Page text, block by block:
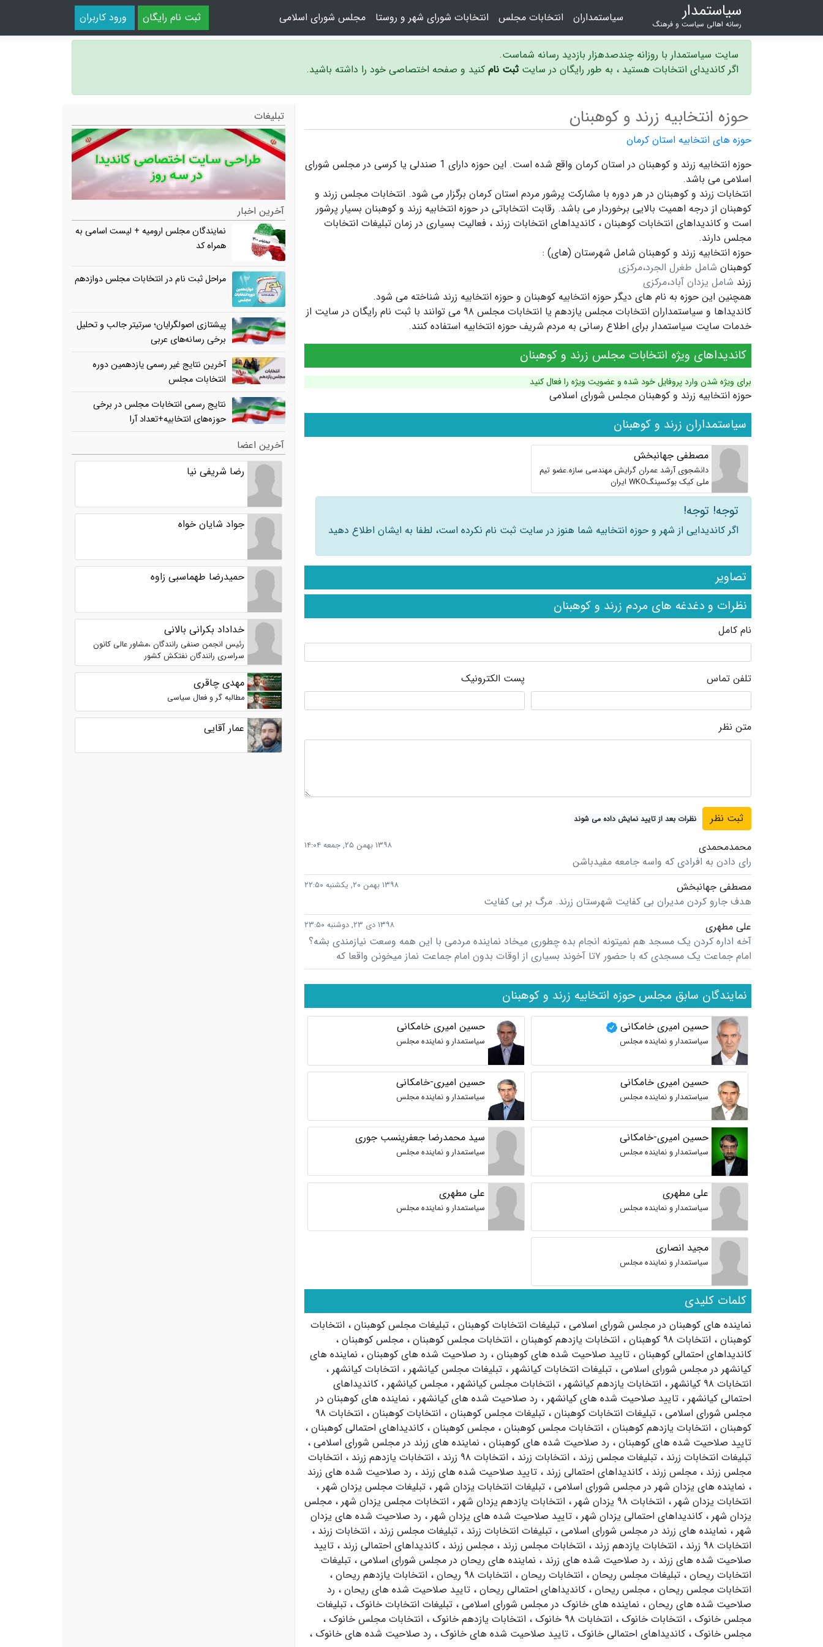
سیاستمدار
رسانه اهالی سیاست و فرهنگ ثبت نام رایگان ورود کاربران سیاستمداران انتخابات مجلس انتخابات شورای شهر و روستا مجلس شورای اسلامی
سایت سیاستمدار با روزانه چندصدهزار بازدید رسانه شماست.
اگر کاندیدای انتخابات هستید ، به طور رایگان در سایت ثبت نام کنید و صفحه اختصاصی خود را داشته باشید.
حوزه انتخابیه زرند و کوهبنان
حوزه های انتخابیه استان کرمان
حوزه انتخابیه زرند و کوهبنان در استان کرمان واقع شده است. این حوزه دارای 1 صندلی یا کرسی در مجلس شورای
اسلامی می باشد.
انتخابات زرند و کوهبنان در هر دوره با مشارکت پرشور مردم استان کرمان برگزار می شود. انتخابات مجلس زرند و
کوهبنان از درجه اهمیت بالایی برخوردار می باشد. رقابت انتخاباتی در حوزه انتخابیه زرند و کوهبنان بسیار پرشور
است و کاندیداهای انتخابات کوهبنان ، کاندیداهای انتخابات زرند ، فعالیت بسیاری در زمان تبلیغات انتخابات
مجلس دارند.
حوزه انتخابیه زرند و کوهبنان شامل شهرستان (های) :
کوهبنان شامل طغرل الجرد،مرکزی
زرند شامل یزدان آباد،مرکزی
همچنین این حوزه به نام های دیگر حوزه انتخابیه کوهبنان و حوزه انتخابیه زرند شناخته می شود.
کاندیداها و سیاستمداران انتخابات مجلس یازدهم یا انتخابات مجلس ۹۸ می توانند با ثبت نام رایگان در سایت از
خدمات سایت سیاستمدار برای اطلاع رسانی به مردم شریف حوزه انتخابیه استفاده کنند.
کاندیداهای ویژه انتخابات مجلس زرند و کوهبنان
برای ویژه شدن وارد پروفایل خود شده و عضویت ویژه را فعال کنید
حوزه انتخابیه زرند و کوهبنان مجلس شورای اسلامی
سیاستمداران زرند و کوهبنان
مصطفی جهانبخش
دانشجوی آرشد عمران گرایش مهندسی سازه.عضو تیم
ملی کیک بوکسینگWKO ایران
توجه! توجه!
اگر کاندیدایی از شهر و حوزه انتخابیه شما هنوز در سایت ثبت نام نکرده است، لطفا به ایشان اطلاع دهید
تصاویر
نظرات و دغدغه های مردم زرند و کوهبنان
نام کامل
تلفن تماس پست الکترونیک
متن نظر
نظرات بعد از تایید نمایش داده می شوند
محمدمحمدی ۱۳۹۸ بهمن ۲۵, جمعه ۱۴:۰۴
رای دادن به افرادی که واسه جامعه مفیدباشن
مصطفی جهانبخش
۱۳۹۸ بهمن ۲۰, یکشنبه ۲۲:۵۰
هدف جارو کردن مدیران بی کفایت شهرستان زرند. مرگ بر بی کفایت
علی مطهری
۱۳۹۸ دی ۲۳, دوشنبه ۲۳:۵۰
آخه اداره کردن یک مسجد هم نمیتونه انجام بده چطوری میخاد نماینده مردمی با این همه وسعت نیازمندی بشه؟
امام جماعت یک مسجدی که با حضور ۷تا آخوند بسیاری از اوقات بدون امام جماعت نماز میخونن واقعا که
نمایندگان سابق مجلس حوزه انتخابیه زرند و کوهبنان
حسین امیری خامکانی
سیاستمدار و نماینده مجلس
حسین امیری خامکانی
سیاستمدار و نماینده مجلس
حسین امیری خامکانی
سیاستمدار و نماینده مجلس
حسین امیری-خامکانی
سیاستمدار و نماینده مجلس
حسین امیری-خامکانی
سیاستمدار و نماینده مجلس
سید محمدرضا جعفرینسب جوری
سیاستمدار و نماینده مجلس
علی مطهری
سیاستمدار و نماینده مجلس
علی مطهری
سیاستمدار و نماینده مجلس
مجید انصاری
سیاستمدار و نماینده مجلس
کلمات کلیدی
نماینده های کوهبنان در مجلس شورای اسلامی ، تبلیغات انتخابات کوهبنان ، تبلیغات مجلس کوهبنان ، انتخابات
کوهبنان ، انتخابات ۹۸ کوهبنان ، انتخابات یازدهم کوهبنان ، انتخابات مجلس کوهبنان ، مجلس کوهبنان ،
کاندیداهای احتمالی کوهبنان ، تایید صلاحیت شده های کوهبنان ، رد صلاحیت شده های کوهبنان ، نماینده های
کیانشهر در مجلس شورای اسلامی ، تبلیغات انتخابات کیانشهر ، تبلیغات مجلس کیانشهر ، انتخابات کیانشهر ،
انتخابات ۹۸ کیانشهر
، انتخابات یازدهم کیانشهر ، انتخابات مجلس کیانشهر ، مجلس کیانشهر ، کاندیداهای
احتمالی کیانشهر ، تایید صلاحیت شده های کیانشهر ، رد صلاحیت شده های کیانشهر ، نماینده های کوهبنان در
مجلس شورای اسلامی ، تبلیغات انتخابات کوهبنان ، تبلیغات مجلس کوهبنان ، انتخابات کوهبنان ،
انتخابات ۹۸
کوهبنان ، انتخابات یازدهم کوهبنان ، انتخابات مجلس کوهبنان ، مجلس کوهبنان ، کاندیداهای احتمالی کوهبنان ،
تایید صلاحیت شده های کوهبنان ، رد صلاحیت شده های کوهبنان ، نماینده های زرند در مجلس شورای اسلامی ،
تبلیغات انتخابات زرند ، تبلیغات مجلس زرند ، انتخابات زرند ، انتخابات ۹۸ زرند ، انتخابات یازدهم زرند ، انتخابات
مجلس زرند ، مجلس زرند ، کاندیداهای احتمالی زرند ، تایید صلاحیت شده های زرند ، رد صلاحیت شده های زرند
، نماینده های یزدان شهر در مجلس شورای اسلامی ، تبلیغات انتخابات یزدان شهر ، تبلیغات مجلس یزدان شهر ،
انتخابات یزدان شهر ، انتخابات ۹۸ یزدان شهر ، انتخابات یازدهم یزدان شهر ، انتخابات مجلس یزدان شهر ، مجلس
یزدان شهر ، کاندیداهای احتمالی یزدان شهر ، تایید صلاحیت شده های یزدان شهر ، رد صلاحیت شده های یزدان
شهر ، نماینده های زرند در مجلس شورای اسلامی ، تبلیغات انتخابات زرند ، تبلیغات مجلس زرند ، انتخابات زرند ،
انتخابات ۹۸ زرند
، انتخابات یازدهم زرند ، انتخابات مجلس زرند ، مجلس زرند ، کاندیداهای احتمالی زرند ، تایید
صلاحیت شده های زرند ، رد صلاحیت شده های زرند ، نماینده های ریحان در مجلس شورای اسلامی ، تبلیغات
انتخابات ریحان ، تبلیغات مجلس ریحان ، انتخابات ریحان ، انتخابات ۹۸ ریحان ، انتخابات یازدهم ریحان ،
انتخابات مجلس ریحان ، مجلس ریحان ، کاندیداهای احتمالی ریحان ، تایید صلاحیت شده های ریحان ، رد
صلاحیت شده های ریحان ، نماینده های خانوک در مجلس شورای اسلامی ، تبلیغات انتخابات خانوک ، تبلیغات
مجلس خانوک ، انتخابات خانوک ، انتخابات ۹۸ خانوک ، انتخابات یازدهم خانوک ، انتخابات مجلس خانوک ،
مجلس خانوک ، کاندیداهای احتمالی خانوک ، تایید صلاحیت شده های خانوک ، رد صلاحیت شده های خانوک ،
تبلیغات
آخرین اخبار
نمایندگان مجلس ارومیه + لیست اسامی به
همراه کد
مراحل ثبت نام در انتخابات مجلس دوازدهم
پیشتازی اصولگرایان؛ سرتیتر جالب و تحلیل
برخی رسانه‌های عربی
آخرین نتایج غیر رسمی یازدهمین دوره
انتخابات مجلس
نتایج رسمی انتخابات مجلس در برخی
حوزه‌های انتخابیه+تعداد آرا
آخرین اعضا
رضا شریفی نیا
جواد شایان خواه
حمیدرضا طهماسبی زاوه
خداداد بکرانی بالانی
رئیس انجمن صنفی رانندگان ،مشاور عالی کانون
سراسری رانندگان نفتکش کشور
مهدی چاقری
مطالبه گر و فعال سیاسی
عمار آقایی